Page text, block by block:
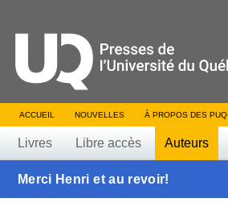
ACCUEIL NOUVELLES À PROPOS DES PUQ
Livres Libre accès Auteurs
Merci Henri et au revoir!